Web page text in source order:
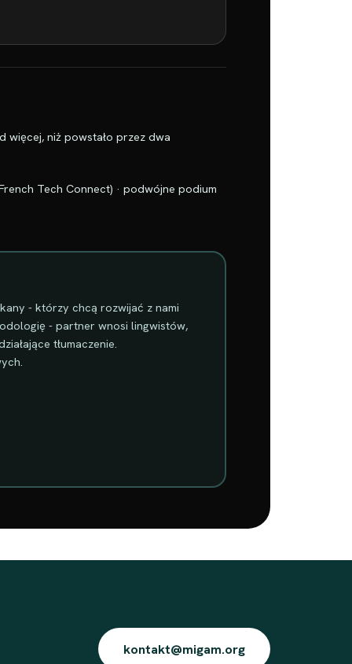
więcej, niż powstało przez dwa
Tech Connect) · podwójne podium
- którzy chcą rozwijać z nami
- partner wnosi lingwistów,
tłumaczenie.
kontakt@migam.org